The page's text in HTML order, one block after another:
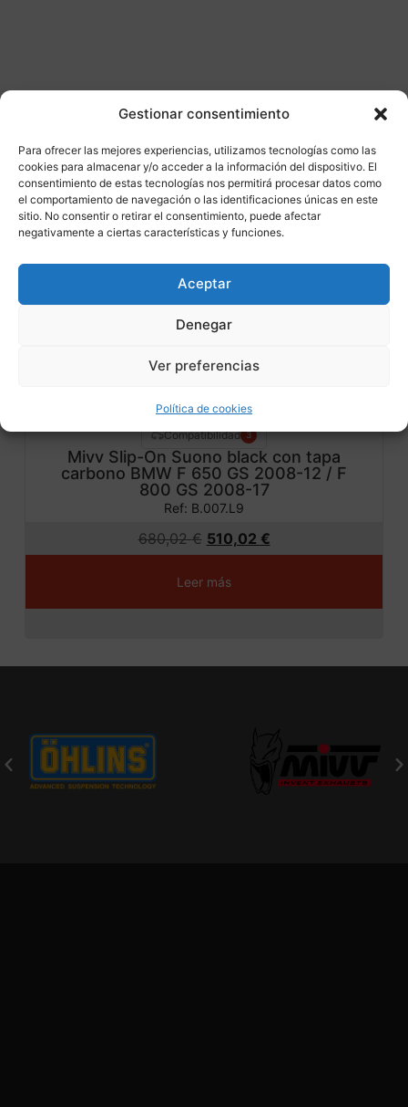
Gestionar consentimiento
Para ofrecer las mejores experiencias, utilizamos tecnologías como las
cookies para almacenar y/o acceder a la información del dispositivo. El
consentimiento de estas tecnologías nos permitirá procesar datos como
el comportamiento de navegación o las identificaciones únicas en este
sitio. No consentir o retirar el consentimiento, puede afectar
negativamente a ciertas características y funciones.
Aceptar
Denegar
Ver preferencias
Política de cookies
Otros productos
CONSULTAR DISPONIBILIDAD
Compatibilidad 3
Mivv Slip-On Suono black con tapa
carbono BMW F 650 GS 2008-12 / F
800 GS 2008-17
Ref: B.007.L9
680,02€ 510,02 €
Leer más